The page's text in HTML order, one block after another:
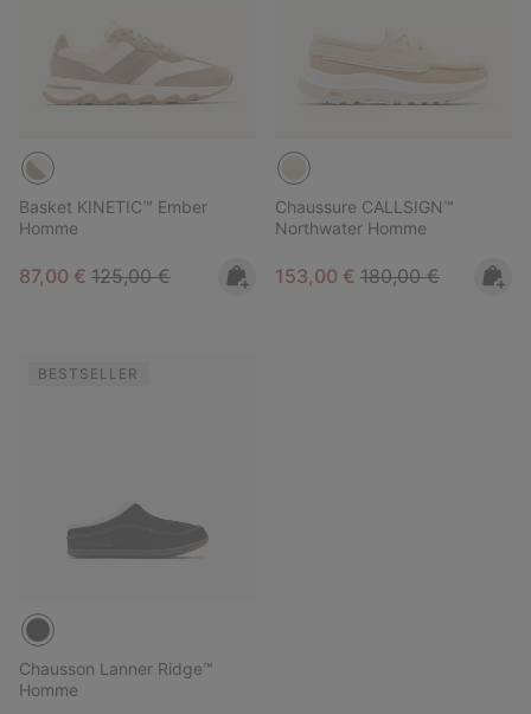
Basket KINETIC™ Ember
Homme
Sale price:
87,00 € Regular price:
125,00 €
Chaussure CALLSIGN™
Northwater Homme
Sale price:
153,00 € Regular price:
180,00 €
BESTSELLER
Chausson Lanner Ridge™
Homme